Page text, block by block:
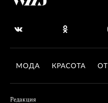
МОДА КРАСОТА
Редакция